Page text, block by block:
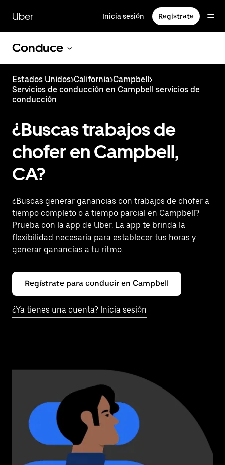
contenido
principal
Uber Inicia sesión Regístrate
Conduce
Estados Unidos>California>Campbell>
Servicios de conducción en Campbell servicios de
conducción
¿Buscas trabajos de
chofer en Campbell,
CA?
¿Buscas generar ganancias con trabajos de chofer a
tiempo completo o a tiempo parcial en Campbell?
Prueba con la app de Uber. La app te brinda la
flexibilidad necesaria para establecer tus horas y
generar ganancias a tu ritmo.
Regístrate para conducir en Campbell
¿Ya tienes una cuenta? Inicia sesión